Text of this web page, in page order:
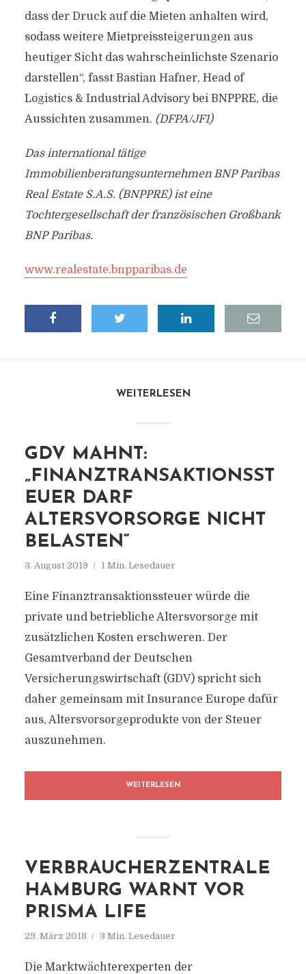
dass der Druck auf die Mieten anhalten wird,
sodass weitere Mietpreissteigerungen aus
heutiger Sicht das wahrscheinlichste Szenario
darstellen“, fasst Bastian Hafner, Head of
Logistics & Industrial Advisory bei BNPPRE, die
Aussichten zusammen. (DFPA/JF1)
Das international tätige
Immobilienberatungsunternehmen BNP Paribas
Real Estate S.A.S. (BNPPRE) ist eine
Tochtergesellschaft der französischen Großbank
BNP Paribas.
www.realestate.bnpparibas.de
WEITERLESEN
GDV MAHNT:
„FINANZTRANSAKTIONSST
EUER DARF
ALTERSVORSORGE NICHT
BELASTEN“
3. August 2019 1 Min. Lesedauer
Eine Finanztransaktionssteuer würde die
private und betriebliche Altersvorsorge mit
zusätzlichen Kosten erschweren. Der
Gesamtverband der Deutschen
Versicherungswirtschaft (GDV) spricht sich
daher gemeinsam mit Insurance Europe dafür
aus, Altersvorsorgeprodukte von der Steuer
auszunehmen.
WEITERLESEN
VERBRAUCHERZENTRALE
HAMBURG WARNT VOR
PRISMA LIFE
29. März 2018 3 Min. Lesedauer
Die Marktwächterexperten der